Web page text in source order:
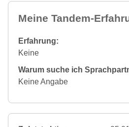
Meine Tandem-
Erfahrung:
Keine
Warum suche ich
Keine Angabe